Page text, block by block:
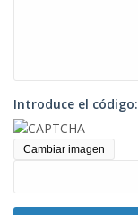
Introduce el código:
Cambiar imagen